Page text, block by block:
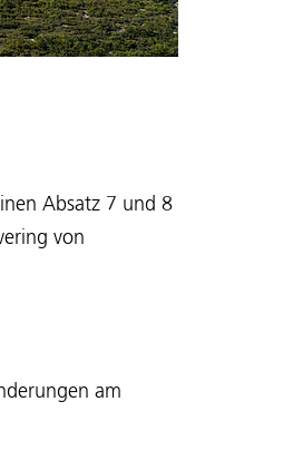
Absatz 7 und 8
von
am